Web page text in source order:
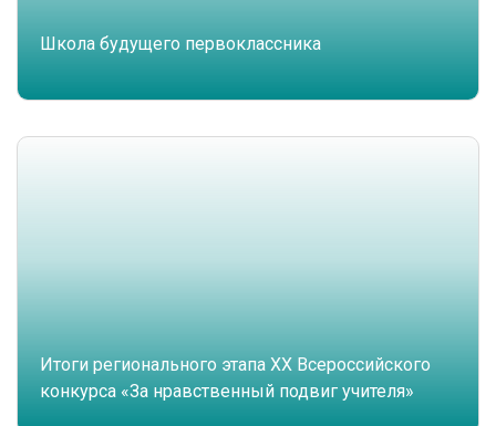
Школа будущего первоклассника
Итоги регионального этапа XX Всероссийского
конкурса «За нравственный подвиг учителя»